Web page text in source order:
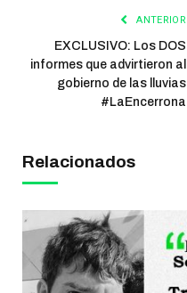
ANTERIOR
EXCLUSIVO: Los DOS
informes que advirtieron al
gobierno de las lluvias
#LaEncerrona
Relacionados